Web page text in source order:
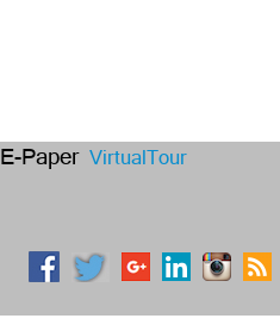
E-Paper VirtualTour